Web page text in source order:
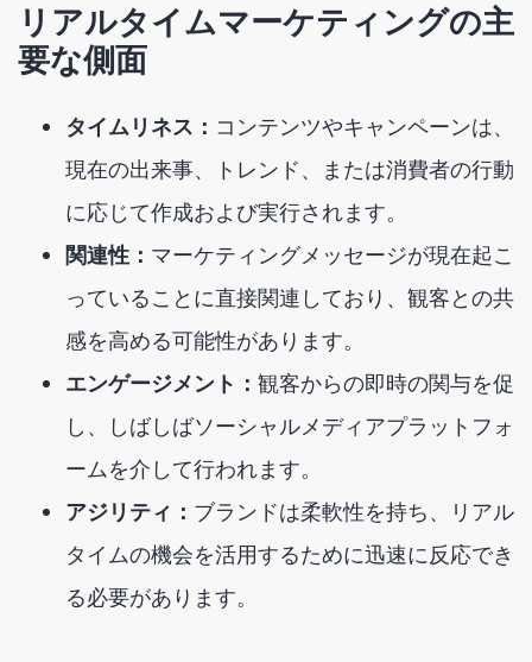
リアルタイムマーケティングの主
要な側面
タイムリネス： コンテンツやキャンペーンは、
現在の出来事、トレンド、または消費者の行動
に応じて作成および実行されます。
関連性： マーケティングメッセージが現在起こ
っていることに直接関連しており、観客との共
感を高める可能性があります。
エンゲージメント： 観客からの即時の関与を促
し、しばしばソーシャルメディアプラットフォ
ームを介して行われます。
アジリティ： ブランドは柔軟性を持ち、リアル
タイムの機会を活用するために迅速に反応でき
る必要があります。